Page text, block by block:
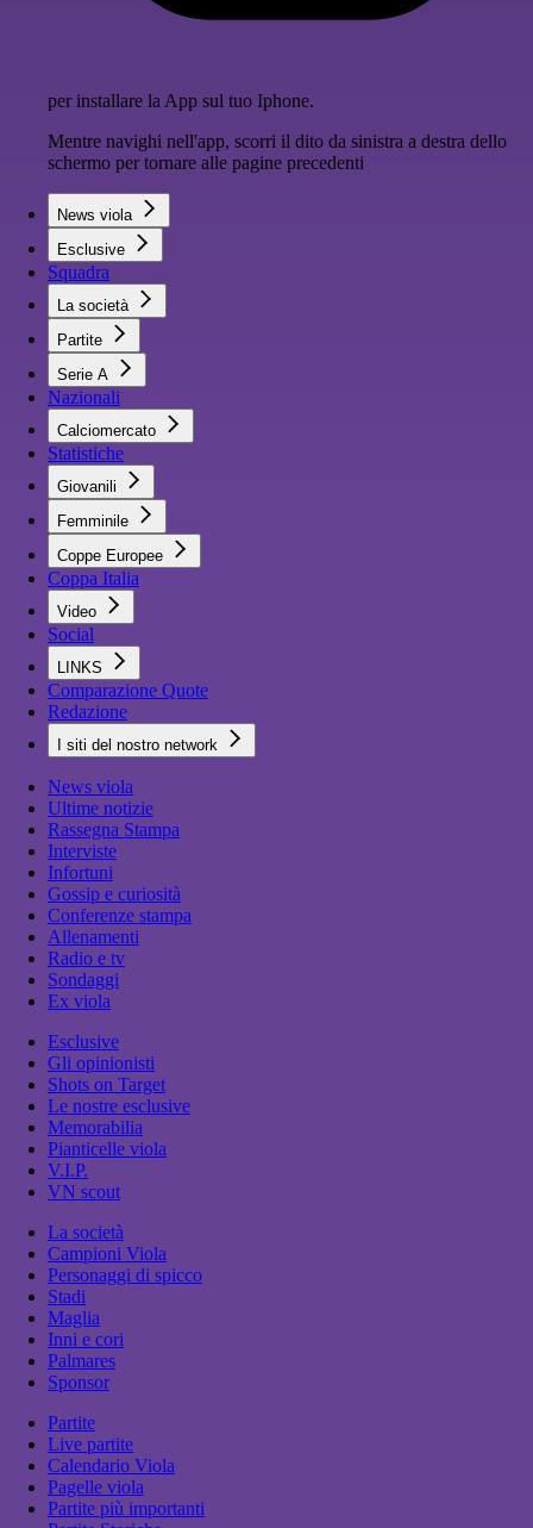
per installare la App sul tuo Iphone.
Mentre navighi nell'app, scorri il dito da sinistra a destra dello
schermo per tornare alle pagine precedenti
News viola
Esclusive
Squadra
La società
Partite
Serie A
Nazionali
Calciomercato
Statistiche
Giovanili
Femminile
Coppe Europee
Coppa Italia
Video
Social
LINKS
Comparazione Quote
Redazione
I siti del nostro network
News viola
Ultime notizie
Rassegna Stampa
Interviste
Infortuni
Gossip e curiosità
Conferenze stampa
Allenamenti
Radio e tv
Sondaggi
Ex viola
Esclusive
Gli opinionisti
Shots on Target
Le nostre esclusive
Memorabilia
Pianticelle viola
V.I.P.
VN scout
La società
Campioni Viola
Personaggi di spicco
Stadi
Maglia
Inni e cori
Palmares
Sponsor
Partite
Live partite
Calendario Viola
Pagelle viola
Partite più importanti